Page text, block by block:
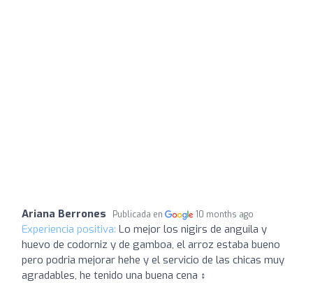
Ariana Berrones Publicada en 10 months ago
Experiencia positiva: Lo mejor los nigirs de anguila y
huevo de codorniz y de gamboa, el arroz estaba bueno
pero podria mejorar hehe y el servicio de las chicas muy
agradables, he tenido una buena cena ‍↕️